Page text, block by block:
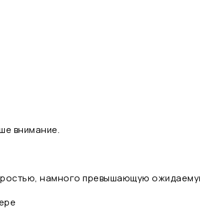
внимание.
намного превышающую